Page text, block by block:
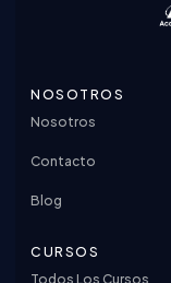
NOSOTROS
Nosotros
Contacto
Blog
CURSOS
Todos Los Cursos